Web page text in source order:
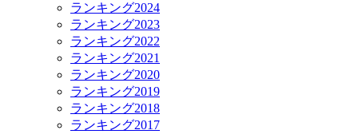
ランキング2024
ランキング2023
ランキング2022
ランキング2021
ランキング2020
ランキング2019
ランキング2018
ランキング2017